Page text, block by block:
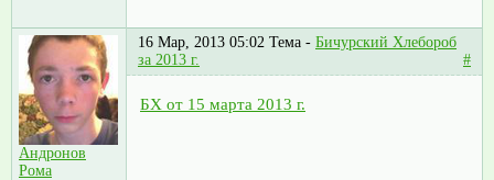
Андронов
Рома
16 Мар, 2013 05:02 Тема - Бичурский Хлебороб
за 2013 г.
#
БХ от 15 марта 2013 г.